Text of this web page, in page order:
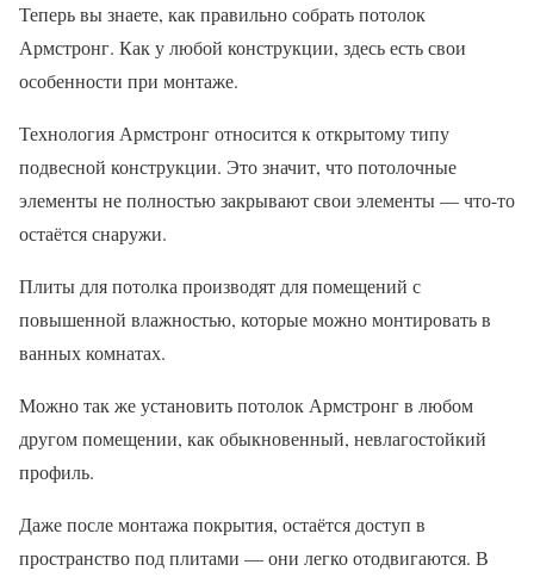
Теперь вы знаете, как правильно собрать потолок
Армстронг. Как у любой конструкции, здесь есть свои
особенности при монтаже.
Технология Армстронг относится к открытому типу
подвесной конструкции. Это значит, что потолочные
элементы не полностью закрывают свои элементы — что-то
остаётся снаружи.
Плиты для потолка производят для помещений с
повышенной влажностью, которые можно монтировать в
ванных комнатах.
Можно так же установить потолок Армстронг в любом
другом помещении, как обыкновенный, невлагостойкий
профиль.
Даже после монтажа покрытия, остаётся доступ в
пространство под плитами — они легко отодвигаются. В